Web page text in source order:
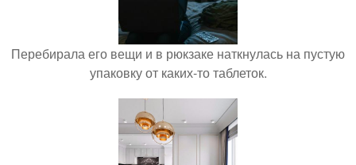
Перебирала его вещи и в рюкзаке наткнулась на пустую
упаковку от каких-то таблеток.